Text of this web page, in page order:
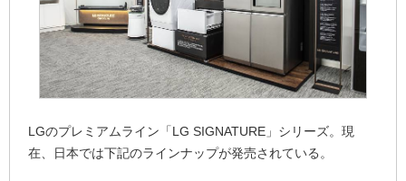
LGのプレミアムライン「LG SIGNATURE」シリーズ。現
在、日本では下記のラインナップが発売されている。